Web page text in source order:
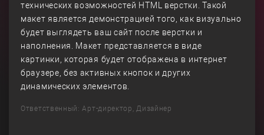
технических возможностей HTML верстки. Такой
макет является демонстрацией того, как визуально
будет выглядеть ваш сайт после верстки и
наполнения. Макет представляется в виде
картинки, которая будет отображена в интернет
браузере, без активных кнопок и других
динамических элементов.
Ответственный: Арт-директор, Дизайнер